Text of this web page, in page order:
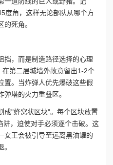
度角，这样无论部队从哪个方
死角。
挡，而是制造路径选择的心理
第二层城墙外故意留出1-2个
置。当炸弹人优先爆破这些假
塔的火力重叠区。
成"蜂窝状区块"。每个区块放置
阱，迫使对手必须逐个击破。这
王会被引导至远离黑油罐的